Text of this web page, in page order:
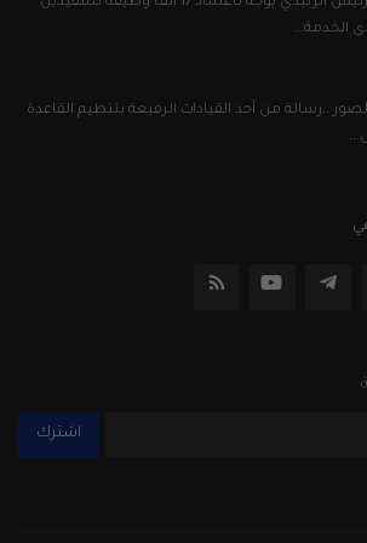
من أحد القيادات الرفيعة بتنظيم القاعدة